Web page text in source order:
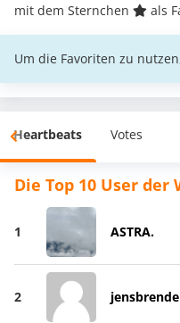
mit dem Sternchen
als
Um die Favoriten zu
Heartbeats Votes
Die Top 10 User der
1 ASTRA.
2